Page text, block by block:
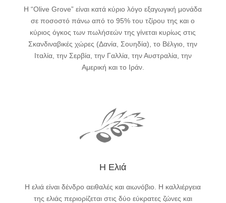
Η “Olive Grove” είναι κατά κύριο λόγο εξαγωγική μονάδα
σε ποσοστό πάνω από το 95% του τζίρου της και ο
κύριος όγκος των πωλήσεών της γίνεται κυρίως στις
Σκανδιναβικές χώρες (Δανία, Σουηδία), το Βέλγιο, την
Ιταλία, την Σερβία, την Γαλλία, την Αυστραλία, την
Αμερική και το Ιράν.
Η Ελιά
Η ελιά είναι δένδρο αειθαλές και αιωνόβιο. Η καλλιέργεια
της ελιάς περιορίζεται στις δύο εύκρατες ζώνες και